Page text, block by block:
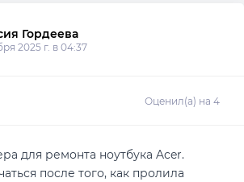
Гордеева
2025 г. в 04:37
Оценил(а) на 4
для ремонта ноутбука Acer.
после того, как пролила